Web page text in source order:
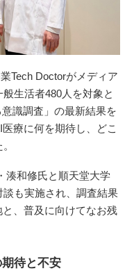
Tech Doctorがメディア
生活者480人を対象と
識調査」の最新結果を
療に何を期待し、どこ
湊和修氏と順天堂大学
も実施され、調査結果
、普及に向けてなお残
待と不安